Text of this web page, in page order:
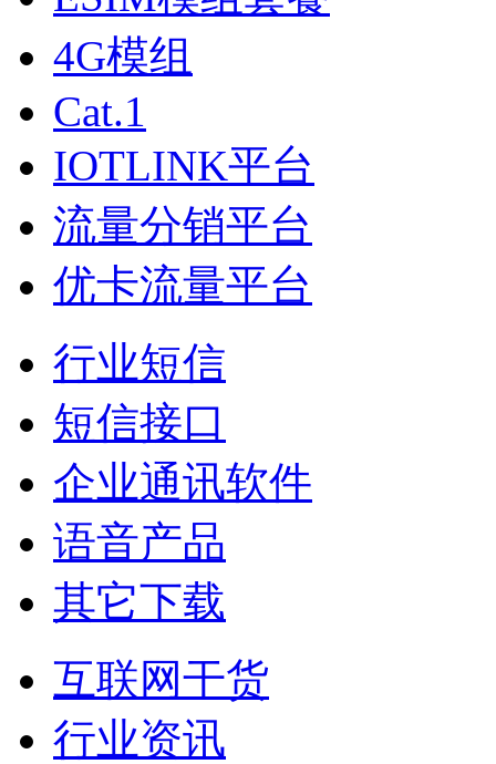
4G模组
Cat.1
IOTLINK平台
流量分销平台
优卡流量平台
行业短信
短信接口
企业通讯软件
语音产品
其它下载
互联网干货
行业资讯